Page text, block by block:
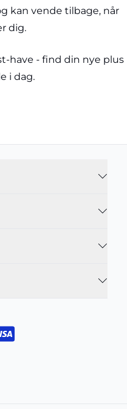
kan vende tilbage, når
dig.
have - find din nye plus
i dag.